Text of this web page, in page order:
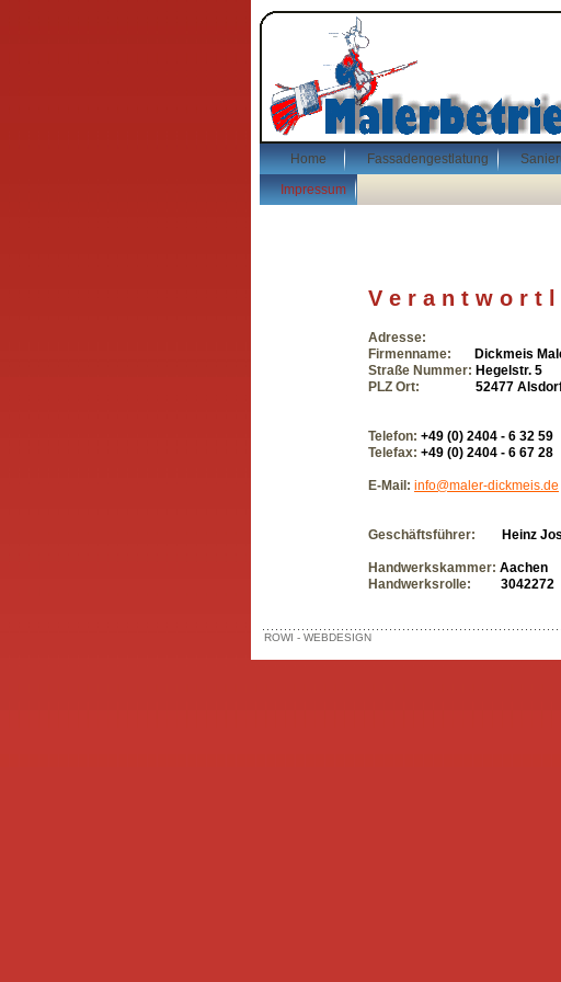
Home Fassadengestlatung
Impressum
V e r a n t w o r
Adresse:
Firmenname:
Dickmeis
Straße Nummer: Hegelstr. 5
PLZ Ort:
52477
Telefon: +49 (0) 2404 - 6 32 59
Telefax: +49 (0) 2404 - 6 67 28
E-Mail: info@maler-dickmeis.de
Geschäftsführer: Heinz
Handwerkskammer: Aachen
Handwerksrolle: 3042272
ROWI - WEBDESIGN